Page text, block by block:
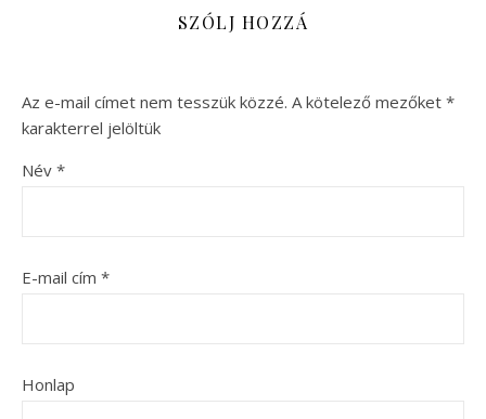
SZÓLJ HOZZÁ
Az e-mail címet nem tesszük közzé. A kötelező mezőket *
karakterrel jelöltük
Név *
E-mail cím *
Honlap